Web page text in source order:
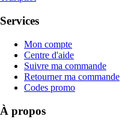
Services
Mon compte
Centre d'aide
Suivre ma commande
Retourner ma commande
Codes promo
À propos